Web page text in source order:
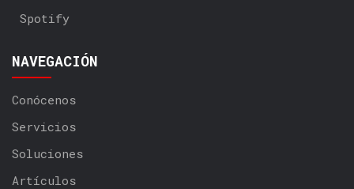
Spotify
NAVEGACIÓN
Conócenos
Servicios
Soluciones
Artículos